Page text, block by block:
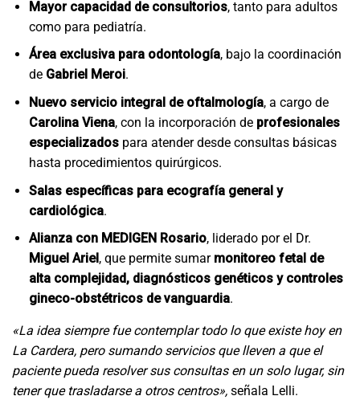
Mayor capacidad de consultorios, tanto para adultos
como para pediatría.
Área exclusiva para odontología, bajo la coordinación
de Gabriel Meroi.
Nuevo servicio integral de oftalmología, a cargo de
Carolina Viena, con la incorporación deprofesionales
especializadospara atender desde consultas básicas
hasta procedimientos quirúrgicos.
Salas específicas para ecografía general y
cardiológica.
Alianza con MEDIGEN Rosario, liderado por el Dr.
Miguel Ariel, que permite sumar monitoreo fetal de
alta complejidad, diagnósticos genéticos y controles
gineco-obstétricos de vanguardia.
«La idea siempre fue contemplar todo lo que existe hoy en
La Cardera, pero sumando servicios que lleven a que el
paciente pueda resolver sus consultas en un solo lugar, sin
tener que trasladarse a otros centros», señala Lelli.